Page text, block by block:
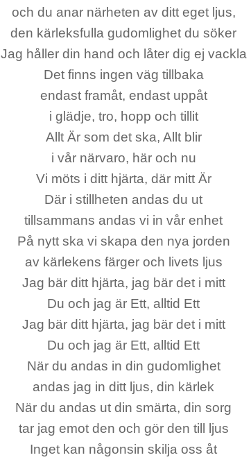
och du anar närheten av ditt eget ljus,
den kärleksfulla gudomlighet du söker
Jag håller din hand och låter dig ej vackla
Det finns ingen väg tillbaka
endast framåt, endast uppåt
i glädje, tro, hopp och tillit
Allt Är som det ska, Allt blir
i vår närvaro, här och nu
Vi möts i ditt hjärta, där mitt Är
Där i stillheten andas du ut
tillsammans andas vi in vår enhet
På nytt ska vi skapa den nya jorden
av kärlekens färger och livets ljus
Jag bär ditt hjärta, jag bär det i mitt
Du och jag är Ett, alltid Ett
Jag bär ditt hjärta, jag bär det i mitt
Du och jag är Ett, alltid Ett
När du andas in din gudomlighet
andas jag in ditt ljus, din kärlek
När du andas ut din smärta, din sorg
tar jag emot den och gör den till ljus
Inget kan någonsin skilja oss åt